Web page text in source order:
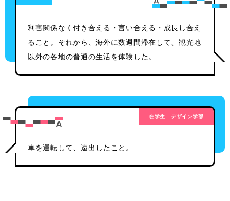
利害関係なく付き合える・言い合える・成長し合え
ること。それから、海外に数週間滞在して、観光地
以外の各地の普通の生活を体験した。
在学生 デザイン学部
車を運転して、遠出したこと。